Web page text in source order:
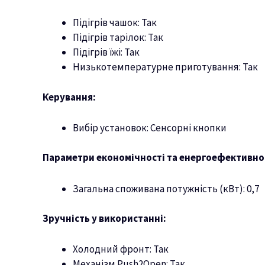
Підігрів чашок: Так
Підігрів тарілок: Так
Підігрів їжі: Так
Низькотемпературне приготування: Так
Керування:
Вибір установок: Сенсорні кнопки
Параметри економічності та
Загальна споживана потужність (кВт): 0,7
Зручність у використанні:
Холодний фронт: Так